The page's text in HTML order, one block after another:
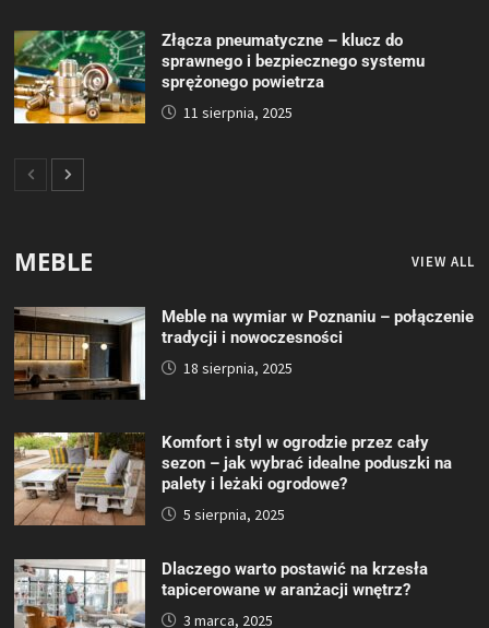
Złącza pneumatyczne – klucz do
sprawnego i bezpiecznego systemu
sprężonego powietrza
11 sierpnia, 2025
MEBLE VIEW ALL
Meble na wymiar w Poznaniu – połączenie
tradycji i nowoczesności
18 sierpnia, 2025
Komfort i styl w ogrodzie przez cały
sezon – jak wybrać idealne poduszki na
palety i leżaki ogrodowe?
5 sierpnia, 2025
Dlaczego warto postawić na krzesła
tapicerowane w aranżacji wnętrz?
3 marca, 2025